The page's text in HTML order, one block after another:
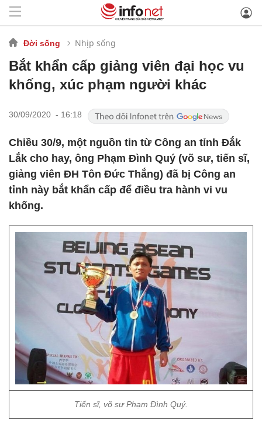
Đời sống Nhịp sống
Bắt khẩn cấp giảng viên đại học vu
khống, xúc phạm người khác
30/09/2020 - 16:18
Chiều 30/9, một nguồn tin từ Công an tỉnh Đắk
Lắk cho hay, ông Phạm Đình Quý (võ sư, tiến sĩ,
giảng viên ĐH Tôn Đức Thắng) đã bị Công an
tỉnh này bắt khẩn cấp để điều tra hành vi vu
khống.
Tiến sĩ, võ sư Phạm Đình Quý.